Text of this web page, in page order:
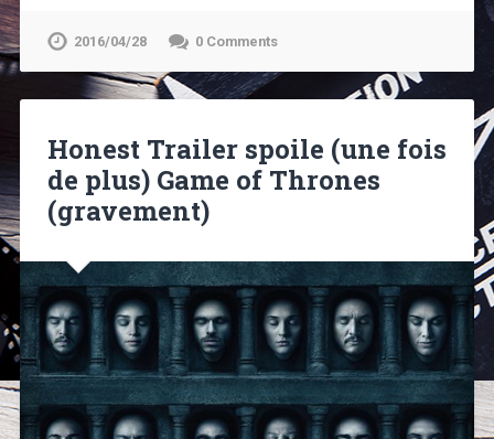
2016/04/28 0 Comments
Honest Trailer spoile (une fois
de plus) Game of Thrones
(gravement)